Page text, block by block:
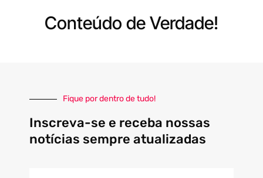
Conteúdo de Verdade!
Fique por dentro de tudo!
Inscreva-se e receba nossas
notícias sempre atualizadas